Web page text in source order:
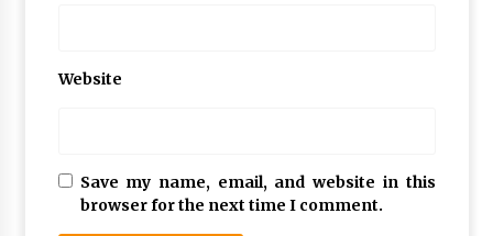
Website
Save my name, email, and website in this
browser for the next time I comment.